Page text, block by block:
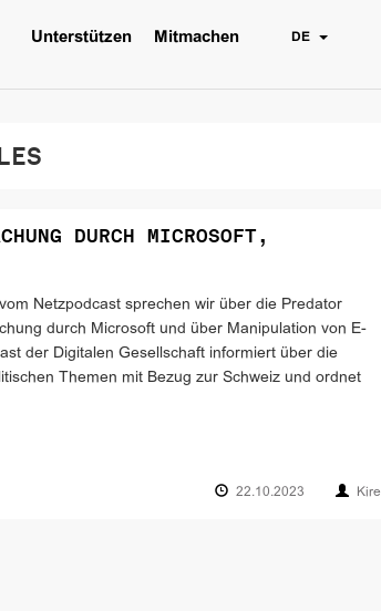
Unterstützen Mitmachen DE
DURCH MICROSOFT,
Netzpodcast sprechen wir über die Predator
durch Microsoft und über Manipulation von E-
der Digitalen Gesellschaft informiert über die
Themen mit Bezug zur Schweiz und ordnet
22.10.2023 Kire